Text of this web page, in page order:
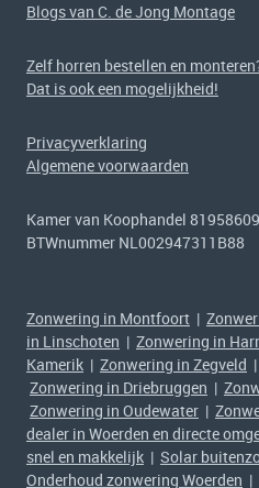
Blogs van C. de Jong Montage
Zelf horren bestellen en
Dat is ook een mogelijkheid!
Privacyverklaring
Algemene voorwaarden
Kamer van Koophandel 81958609
BTWnummer NL002947311B88
Zonwering in Montfoort |
in Linschoten | Zonwering in
Kamerik | Zonwering in Zegveld |
Zonwering in Driebruggen |
Zonwering in Oudewater |
dealer in Woerden en directe
snel en makkelijk | Solar
Onderhoud zonwering Woerden |